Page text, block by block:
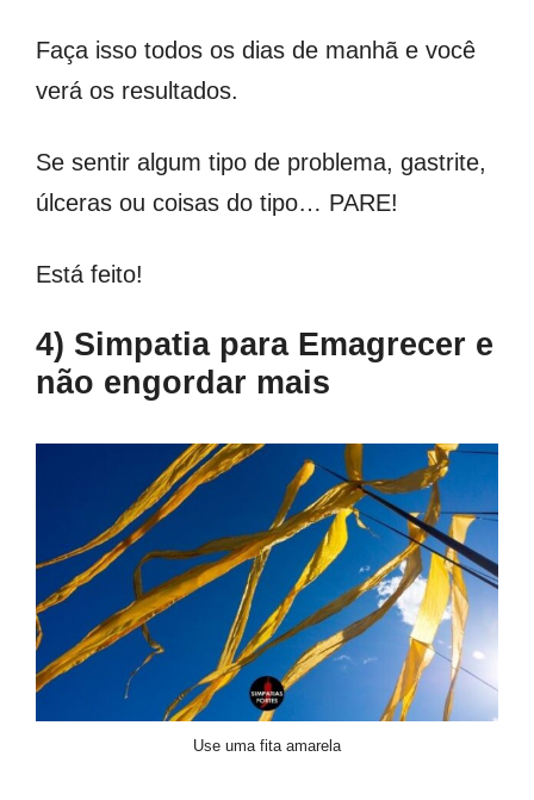
Faça isso todos os dias de manhã e você
verá os resultados.
Se sentir algum tipo de problema, gastrite,
úlceras ou coisas do tipo… PARE!
Está feito!
4) Simpatia para Emagrecer e
não engordar mais
Use uma fita amarela